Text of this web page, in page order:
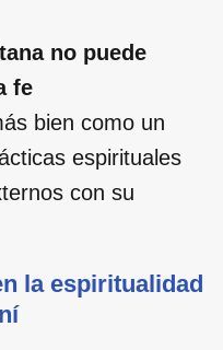
no puede
fe
bien como un
espirituales
con su
la espiritualidad